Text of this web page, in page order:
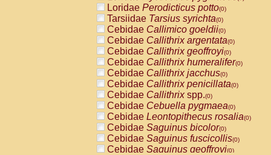
Loridae Perodicticus potto(0)
Tarsiidae Tarsius syrichta(0)
Cebidae Callimico goeldii(0)
Cebidae Callithrix argentata(0)
Cebidae Callithrix geoffroyi(0)
Cebidae Callithrix humeralifer(0)
Cebidae Callithrix jacchus(0)
Cebidae Callithrix penicillata(0)
Cebidae Callithrixspp.(0)
Cebidae Cebuella pygmaea(0)
Cebidae Leontopithecus rosalia(0)
Cebidae Saguinus bicolor(0)
Cebidae Saguinus fuscicollis(0)
Cebidae Saguinus geoffroyi(0)